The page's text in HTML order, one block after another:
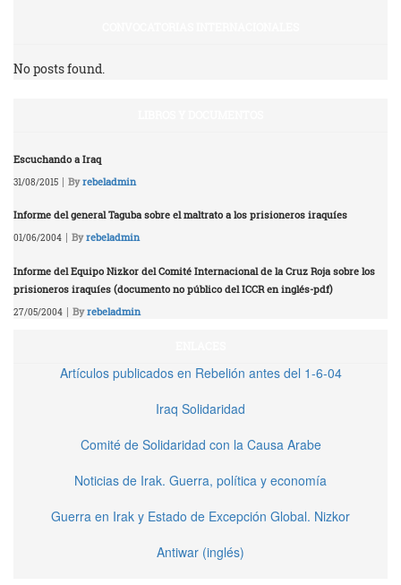
No posts found.
Escuchando a Iraq
31/08/2015 | Byrebeladmin
Informe del general Taguba sobre el maltrato a los prisioneros iraquíes
01/06/2004 | Byrebeladmin
Informe del Equipo Nizkor del Comité Internacional de la Cruz Roja sobre los
prisioneros iraquíes (documento no público del ICCR en inglés-pdf)
27/05/2004 | Byrebeladmin
Artículos publicados en Rebelión antes del 1-6-04
Iraq Solidaridad
Comité de Solidaridad con la Causa Arabe
Noticias de Irak. Guerra, política y economía
Guerra en Irak y Estado de Excepción Global. Nizkor
Antiwar (inglés)